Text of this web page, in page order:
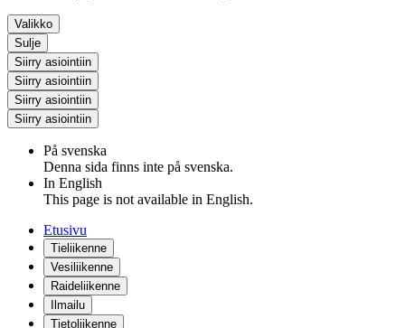
Valikko
Sulje
Siirry asiointiin
Siirry asiointiin
Siirry asiointiin
Siirry asiointiin
På svenska
Denna sida finns inte på svenska.
In English
This page is not available in English.
Etusivu
Tieliikenne
Vesiliikenne
Raideliikenne
Ilmailu
Tietoliikenne